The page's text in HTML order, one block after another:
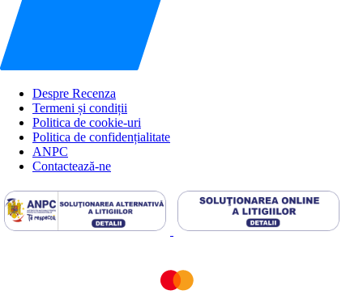
Despre Recenza
Termeni și condiții
Politica de cookie-uri
Politica de confidențialitate
ANPC
Contactează-ne